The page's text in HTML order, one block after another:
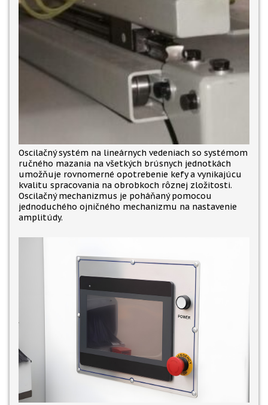
Oscilačný systém na lineárnych vedeniach so systémom
ručného mazania na všetkých brúsnych jednotkách
umožňuje rovnomerné opotrebenie kefy a vynikajúcu
kvalitu spracovania na obrobkoch rôznej zložitosti.
Oscilačný mechanizmus je poháňaný pomocou
jednoduchého ojničného mechanizmu na nastavenie
amplitúdy.